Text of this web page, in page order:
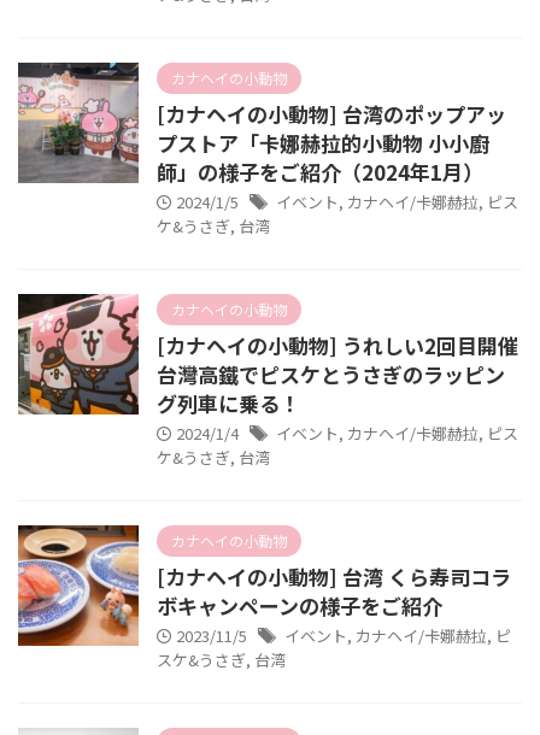
カナヘイの小動物
[カナヘイの小動物] 台湾のポップアッ
プストア「卡娜赫拉的小動物 小小廚
師」の様子をご紹介（2024年1月）
2024/1/5 イベント, カナヘイ/卡娜赫拉, ピス
ケ&うさぎ, 台湾
カナヘイの小動物
[カナヘイの小動物] うれしい2回目開催
台灣高鐵でピスケとうさぎのラッピン
グ列車に乗る！
2024/1/4 イベント, カナヘイ/卡娜赫拉, ピス
ケ&うさぎ, 台湾
カナヘイの小動物
[カナヘイの小動物] 台湾 くら寿司コラ
ボキャンペーンの様子をご紹介
2023/11/5 イベント, カナヘイ/卡娜赫拉, ピ
スケ&うさぎ, 台湾